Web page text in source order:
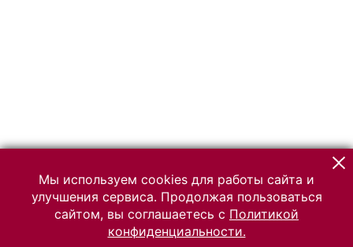
Мы используем cookies для работы сайта и
улучшения сервиса. Продолжая пользоваться
сайтом, вы соглашаетесь с Политикой
конфиденциальности.